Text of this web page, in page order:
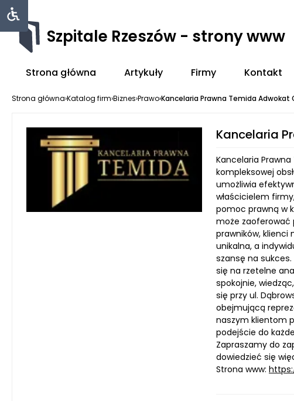
Szpitale Rzeszów - strony www
Strona główna Artykuły Firmy Kontakt
Strona główna›Katalog firm›Biznes›Prawo›Kancelaria Prawna Temida Adwokat
Kancelaria
Kancelaria
kompleksowej
umożliwia
właścicielem
pomoc prawną w
może zaoferować
prawników, klienci
unikalna, a
szansę na sukces.
się na rzetelne
spokojnie,
się przy ul.
obejmującą
naszym klientom
podejście do
Zapraszamy do
dowiedzieć się
Strona www: